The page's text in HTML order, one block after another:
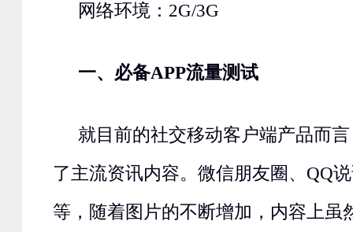
网络环境：2G/3G
一、必备APP流量测试
就目前的社交移动客户端产品而
了主流资讯内容。微信朋友圈、QQ
等，随着图片的不断增加，内容上虽